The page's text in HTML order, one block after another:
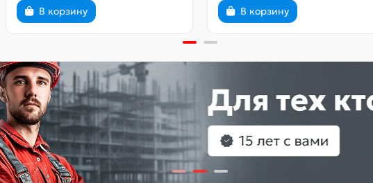
В корзину В корзину